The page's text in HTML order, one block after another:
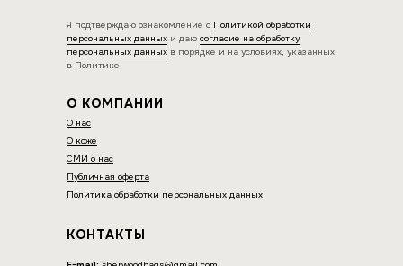
КОНТАКТЫ
Я подтверждаю ознакомление с Политикой обработки
персональных данных и даю согласие на обработку
персональных данных в порядке и на условиях, указанных
в Политике
О КОМПАНИИ
О нас
О коже
СМИ о нас
Публичная оферта
Политика обработки персональных данных